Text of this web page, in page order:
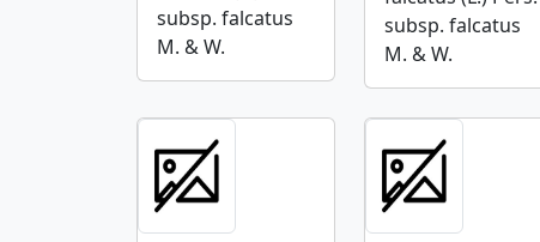
subsp. falcatus
M. & W.
subsp. falcatus
M. & W.